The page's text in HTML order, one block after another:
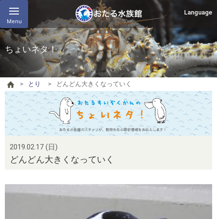
Menu
Language
ちょいネタ！
とり どんどん大きくなっていく
2019.02.17 (日)
どんどん大きくなっていく